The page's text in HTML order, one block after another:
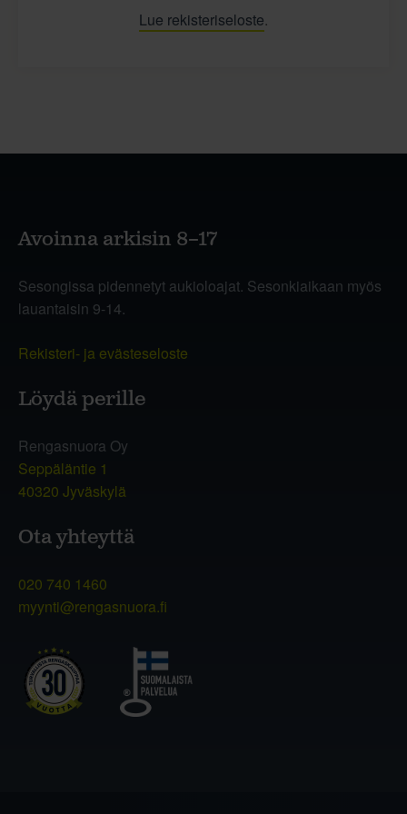
Lue rekisteriseloste.
Avoinna arkisin 8–17
Sesongissa pidennetyt aukioloajat. Sesonkiaikaan myös
lauantaisin 9-14.
Rekisteri- ja evästeseloste
Löydä perille
Rengasnuora Oy
Seppäläntie 1
40320 Jyväskylä
Ota yhteyttä
020 740 1460
myynti@rengasnuora.fi